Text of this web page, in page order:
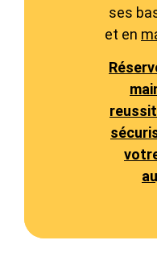
ses
et en